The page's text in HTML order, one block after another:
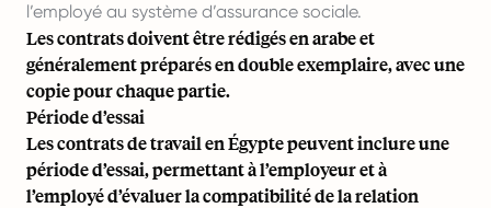
l’employé au système d’assurance sociale.
Les contrats doivent être rédigés en arabe et
généralement préparés en double exemplaire, avec une
copie pour chaque partie.
Période d’essai
Les contrats de travail en Égypte peuvent inclure une
période d’essai, permettant à l’employeur et à
l’employé d’évaluer la compatibilité de la relation